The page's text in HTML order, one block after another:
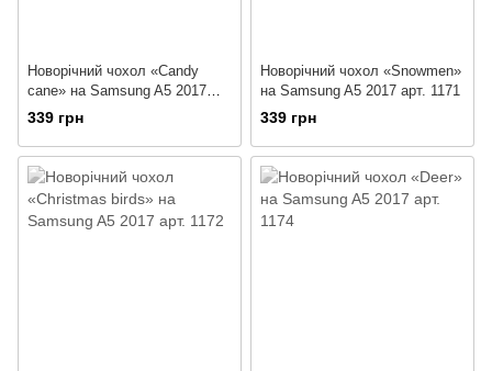
Новорічний чохол «Candy
cane» на Samsung A5 2017
арт. 1170
339 грн
Новорічний чохол «Snowmen»
на Samsung A5 2017 арт. 1171
339 грн